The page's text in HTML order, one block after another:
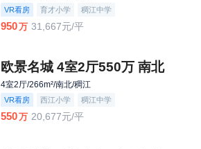
VR看房 育才小学 稠江中学
950万 31,667元/平
欧景名城 4室2厅550万 南北
4室2厅/266m²/南北/稠江
VR看房 西江小学 稠江中学
550万 20,677元/平